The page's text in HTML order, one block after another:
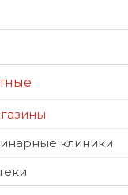
клиники